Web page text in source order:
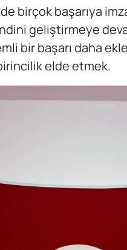
birçok başarıya
geliştirmeye
bir başarı daha
elde etmek.